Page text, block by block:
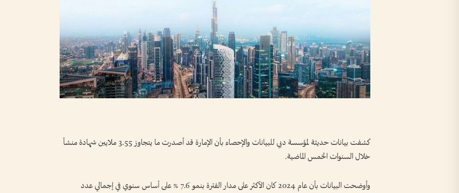
كشفت بيانات حديثة لمؤسسة دبي للبيانات والإحصاء بأن الإمارة قد أصدرت ما يتجاوز 3.55 ملايين شهادة منشأ
خلال السنوات الخمس الماضية.
وأوضحت البيانات بأن عام 2024 كان الأكثر على مدار الفترة بنمو 7.6 % على أساس سنوي في إجمالي عدد